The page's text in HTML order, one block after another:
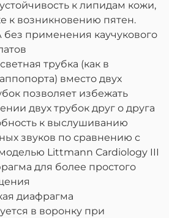
к липидам кожи,
к возникновению пятен.
применения каучукового
трубка (как в
вместо двух
позволяет избежать
двух трубок друг о друга
к выслушиванию
звуков по сравнению с
Littmann Cardiology III
для более простого
диафрагма
в воронку при